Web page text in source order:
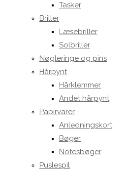
Tasker
Briller
Læsebriller
Solbriller
Nøgleringe og pins
Hårpynt
Hårklemmer
Andet hårpynt
Papirvarer
Anledningskort
Bøger
Notesbøger
Puslespil